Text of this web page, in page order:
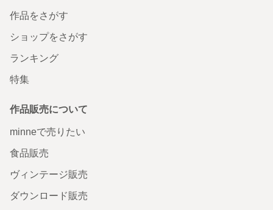
作品をさがす
ショップをさがす
ランキング
特集
作品販売について
minneで売りたい
食品販売
ヴィンテージ販売
ダウンロード販売